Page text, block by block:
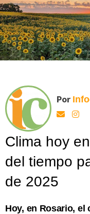
Por
Clima hoy
del tiempo
de 2025
Hoy, en Rosario, el